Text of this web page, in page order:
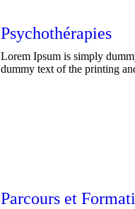
Psychothérapies
Lorem Ipsum is simply
dummy text of the printing
Parcours et